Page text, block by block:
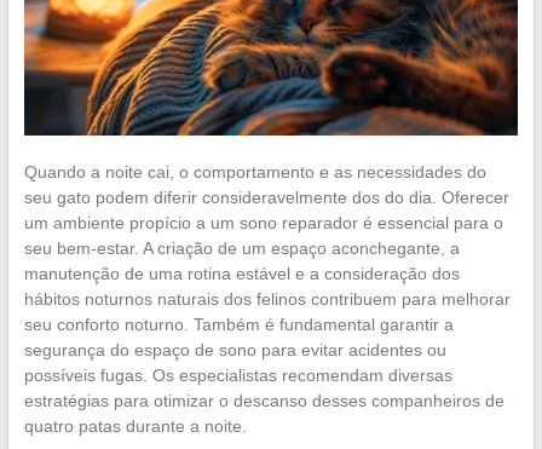
Quando a noite cai, o comportamento e as necessidades do
seu gato podem diferir consideravelmente dos do dia. Oferecer
um ambiente propício a um sono reparador é essencial para o
seu bem-estar. A criação de um espaço aconchegante, a
manutenção de uma rotina estável e a consideração dos
hábitos noturnos naturais dos felinos contribuem para melhorar
seu conforto noturno. Também é fundamental garantir a
segurança do espaço de sono para evitar acidentes ou
possíveis fugas. Os especialistas recomendam diversas
estratégias para otimizar o descanso desses companheiros de
quatro patas durante a noite.